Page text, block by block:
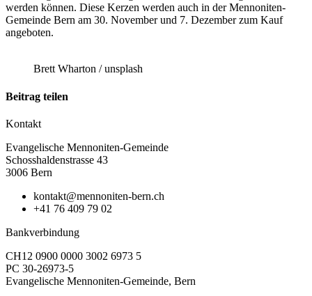
werden können. Diese Kerzen werden auch in der Mennoniten-
Gemeinde Bern am 30. November und 7. Dezember zum Kauf
angeboten.
Brett Wharton / unsplash
Beitrag teilen
Kontakt
Evangelische Mennoniten-Gemeinde
Schosshaldenstrasse 43
3006 Bern
kontakt@mennoniten-bern.ch
+41 76 409 79 02
Bankverbindung
CH12 0900 0000 3002 6973 5
PC 30-26973-5
Evangelische Mennoniten-Gemeinde, Bern